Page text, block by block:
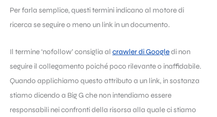
Per farla semplice, questi termini indicano al motore di
ricerca se seguire o meno un link in un documento.
Il termine ‘nofollow’ consiglia al crawler di Googledi non
seguire il collegamento poiché poco rilevante o inaffidabile.
Quando applichiamo questo attributo a un link, in sostanza
stiamo dicendo a Big G che non intendiamo essere
responsabili nei confronti della risorsa alla quale ci stiamo